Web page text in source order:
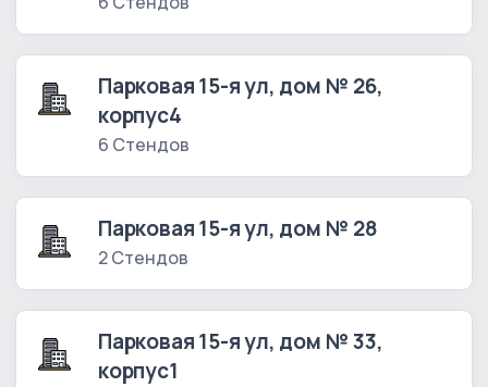
Парковая 15-я ул, дом № 26,
корпус4
6 Стендов
Парковая 15-я ул, дом № 28
2 Стендов
Парковая 15-я ул, дом № 33,
корпус1